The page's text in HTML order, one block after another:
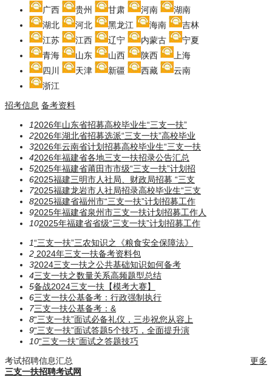
广西
贵州 甘肃 河南
湖南
湖北
河北 黑龙江 海南
吉林
江苏
江西 辽宁 内蒙古
宁夏
青海
山东 山西 陕西
上海
四川
天津 新疆 西藏
云南
浙江
招考信息 备考资料
12026年山东省招募高校毕业生“三支一扶”
22026年湖北省招募选派“三支一扶”高校毕业
32026年云南省计划招募高校毕业生“三支一扶
42026年福建省各地三支一扶招录公告汇总
52025年福建省莆田市市级“三支一扶”计划招
62025福建三明市人社局、财政局招募 “三支
72025福建龙岩市人社局招录高校毕业生“三支
82025福建省福州市“三支一扶”计划招募工作
92025年福建省泉州市三支一扶计划招募工作人
102025年福建省省级“三支一扶”计划招募工作
1“三支一扶”三农知识之《粮食安全保障法》
2 2024年三支一扶备考资料包
32024三支一扶之公共基础知识如何备考
4三支一扶之数量关系高频题型总结
5备战2024三支一扶【模考大赛】
6三支一扶公基备考：行政强制执行
7三支一扶公基备考：​​​&
8“三支一扶”面试必备礼仪，三步祝您从容上
9“三支一扶”面试答题5个技巧，全面提升演
10“三支一扶”面试之答题技巧
考试招聘信息汇总
更多
三支一扶招聘考试网